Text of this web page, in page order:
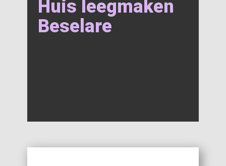
Huis leegmaken
Beselare